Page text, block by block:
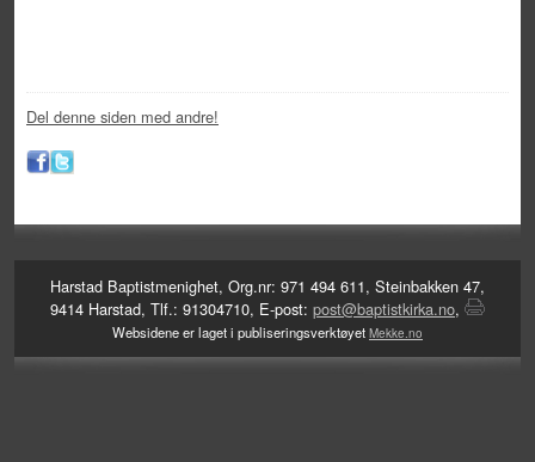
Del denne siden med andre!
Harstad Baptistmenighet, Org.nr: 971 494 611, Steinbakken 47,
9414 Harstad, Tlf.: 91304710, E-post: post@baptistkirka.no,
Websidene er laget i publiseringsverktøyet Mekke.no